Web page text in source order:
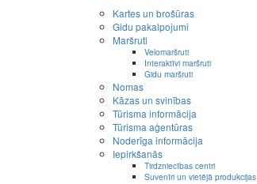
Kartes un brošūras
Gidu pakalpojumi
Maršruti
Velomaršruti
Interaktīvi maršruti
Gidu maršruti
Nomas
Kāzas un svinības
Tūrisma informācija
Tūrisma aģentūras
Noderīga informācija
Iepirkšanās
Tirdzniecības centri
Suvenīri un vietējā produkcijas